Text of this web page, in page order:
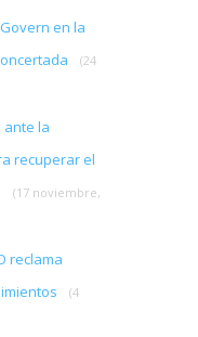
en la
(24
ante la
recuperar el
(17 noviembre,
reclama
(4